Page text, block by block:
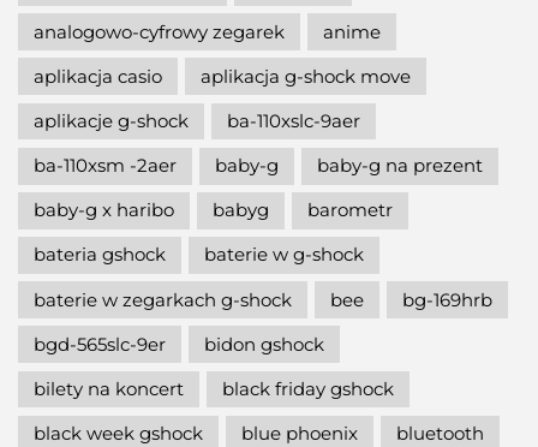
analogowo-cyfrowy zegarek
anime
aplikacja casio
aplikacja g-shock move
aplikacje g-shock
ba-110xslc-9aer
ba-110xsm -2aer
baby-g
baby-g na prezent
baby-g x haribo
babyg
barometr
bateria gshock
baterie w g-shock
baterie w zegarkach g-shock
bee
bg-169hrb
bgd-565slc-9er
bidon gshock
bilety na koncert
black friday gshock
black week gshock
blue phoenix
bluetooth